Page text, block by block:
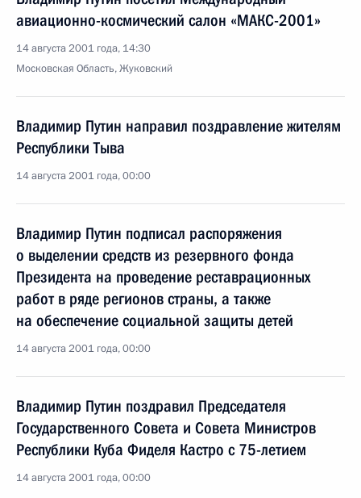
авиационно-космический салон «МАКС-2001»
14 августа 2001 года, 14:30
Московская Область, Жуковский
Владимир Путин направил поздравление жителям
Республики Тыва
14 августа 2001 года, 00:00
Владимир Путин подписал распоряжения
о выделении средств из резервного фонда
Президента на проведение реставрационных
работ в ряде регионов страны, а также
на обеспечение социальной защиты детей
14 августа 2001 года, 00:00
Владимир Путин поздравил Председателя
Государственного Совета и Совета Министров
Республики Куба Фиделя Кастро с 75-летием
14 августа 2001 года, 00:00